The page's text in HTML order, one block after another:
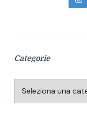
Categorie
Categorie